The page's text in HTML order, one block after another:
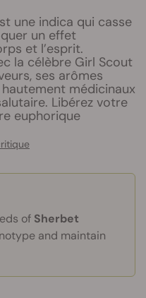
une indica qui casse
un effet
et l’esprit.
la célèbre Girl Scout
ses arômes
médicinaux
Libérez votre
euphorique
of Sherbet
and maintain